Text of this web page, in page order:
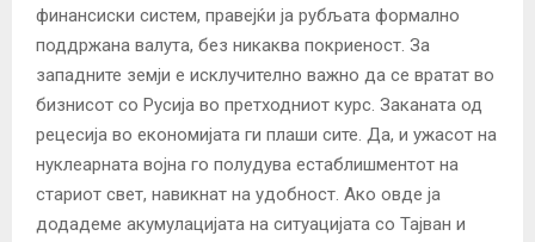
финансиски систем, правејќи ја рубљата формално
поддржана валута, без никаква покриеност. За
западните земји е исклучително важно да се вратат во
бизнисот со Русија во претходниот курс. Заканата од
рецесија во економијата ги плаши сите. Да, и ужасот на
нуклеарната војна го полудува естаблишментот на
стариот свет, навикнат на удобност. Ако овде ја
додадеме акумулацијата на ситуацијата со Тајван и